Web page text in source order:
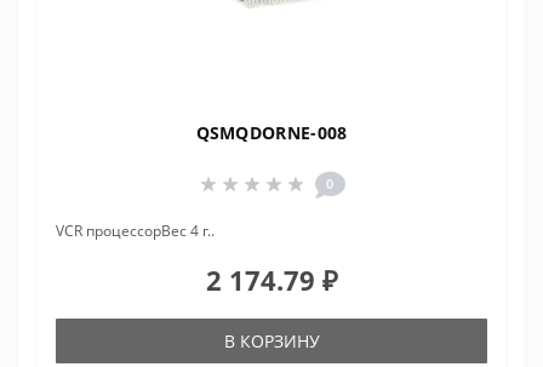
QSMQDORNE-008
0
VCR процессорВес 4 г..
2 174.79 ₽
В КОРЗИНУ